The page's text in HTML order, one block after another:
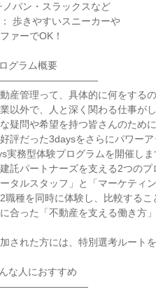
ノパン・スラックスなど
歩きやすいスニーカーや
ァーでOK！
グラム概要
動産管理って、具体的に何をするの
業以外で、人と深く関わる仕事がし
疑問や希望を持つ皆さんのために
評だった3daysをさらにパワーア
実務型体験プログラムを開催しま
託パートナーズを支える2つのプ
ータルスタッフ」と「マーケティ
職種を同時に体験し、比較するこ
合った「不動産を支える働き方
された方には、特別選考ルート
な人におすすめ